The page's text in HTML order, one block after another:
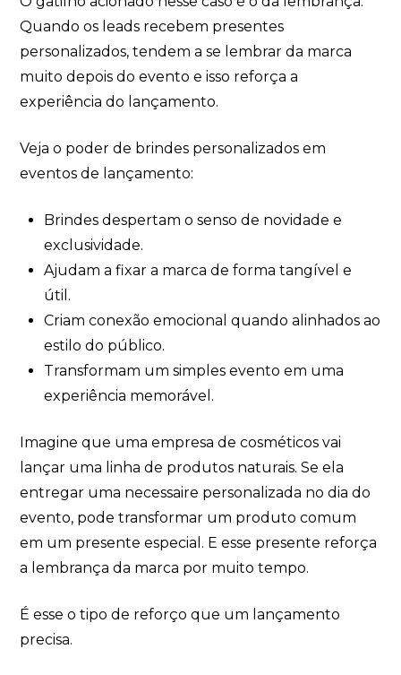
Quando os leads recebem presentes
personalizados, tendem a se lembrar da marca
muito depois do evento e isso reforça a
experiência do lançamento.
Veja o poder de brindes personalizados em
eventos de lançamento:
Brindes despertam o senso de novidade e
exclusividade.
Ajudam a fixar a marca de forma tangível e
útil.
Criam conexão emocional quando alinhados ao
estilo do público.
Transformam um simples evento em uma
experiência memorável.
Imagine que uma empresa de cosméticos vai
lançar uma linha de produtos naturais. Se ela
entregar uma necessaire personalizada no dia do
evento, pode transformar um produto comum
em um presente especial. E esse presente reforça
a lembrança da marca por muito tempo.
É esse o tipo de reforço que um lançamento
precisa.